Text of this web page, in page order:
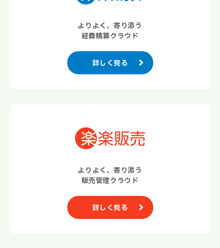
よりよく、寄り添う
経費精算クラウド
詳しく見る
よりよく、寄り添う
販売管理クラウド
詳しく見る